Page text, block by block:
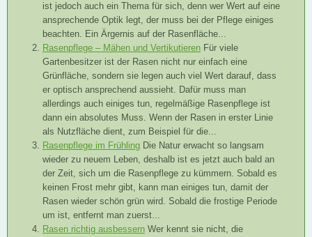
ist jedoch auch ein Thema für sich, denn wer Wert auf eine
ansprechende Optik legt, der muss bei der Pflege einiges
beachten. Ein Ärgernis auf der Rasenfläche...
Rasenpflege – Mähen und Vertikutieren Für viele
Gartenbesitzer ist der Rasen nicht nur einfach eine
Grünfläche, sondern sie legen auch viel Wert darauf, dass
er optisch ansprechend aussieht. Dafür muss man
allerdings auch einiges tun, regelmäßige Rasenpflege ist
dann ein absolutes Muss. Wenn der Rasen in erster Linie
als Nutzfläche dient, zum Beispiel für die...
Rasenpflege im Frühling Die Natur erwacht so langsam
wieder zu neuem Leben, deshalb ist es jetzt auch bald an
der Zeit, sich um die Rasenpflege zu kümmern. Sobald es
keinen Frost mehr gibt, kann man einiges tun, damit der
Rasen wieder schön grün wird. Sobald die frostige Periode
um ist, entfernt man zuerst...
Rasen richtig ausbessern Wer kennt sie nicht, die